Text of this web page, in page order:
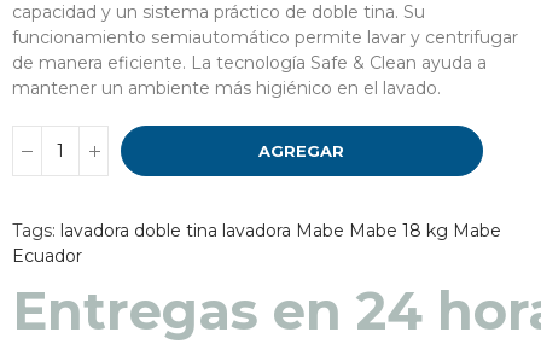
capacidad y un sistema práctico de doble tina. Su
funcionamiento semiautomático permite lavar y centrifugar
de manera eficiente. La tecnología Safe & Clean ayuda a
mantener un ambiente más higiénico en el lavado.
AGREGAR
Tags: lavadora doble tina lavadora Mabe Mabe 18 kg Mabe
Ecuador
Entregas en 24